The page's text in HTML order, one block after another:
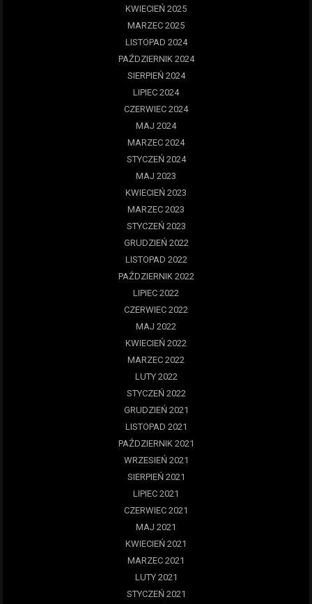
KWIECIEŃ 2025
MARZEC 2025
LISTOPAD 2024
PAŹDZIERNIK 2024
SIERPIEŃ 2024
LIPIEC 2024
CZERWIEC 2024
MAJ 2024
MARZEC 2024
STYCZEŃ 2024
MAJ 2023
KWIECIEŃ 2023
MARZEC 2023
STYCZEŃ 2023
GRUDZIEŃ 2022
LISTOPAD 2022
PAŹDZIERNIK 2022
LIPIEC 2022
CZERWIEC 2022
MAJ 2022
KWIECIEŃ 2022
MARZEC 2022
LUTY 2022
STYCZEŃ 2022
GRUDZIEŃ 2021
LISTOPAD 2021
PAŹDZIERNIK 2021
WRZESIEŃ 2021
SIERPIEŃ 2021
LIPIEC 2021
CZERWIEC 2021
MAJ 2021
KWIECIEŃ 2021
MARZEC 2021
LUTY 2021
STYCZEŃ 2021